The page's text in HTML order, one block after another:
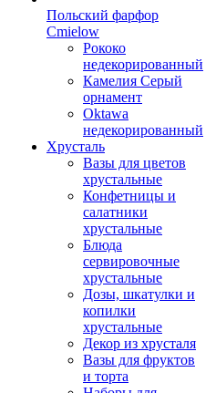
Польский фарфор
Сmielow
Рококо
недекорированный
Камелия Серый
орнамент
Oktawa
недекорированный
Хрусталь
Вазы для цветов
хрустальные
Конфетницы и
салатники
хрустальные
Блюда
сервировочные
хрустальные
Дозы, шкатулки и
копилки
хрустальные
Декор из хрусталя
Вазы для фруктов
и торта